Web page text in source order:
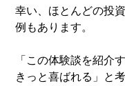
幸い、ほとんどの投
例もあります。
「この体験談を紹介
きっと喜ばれる」と